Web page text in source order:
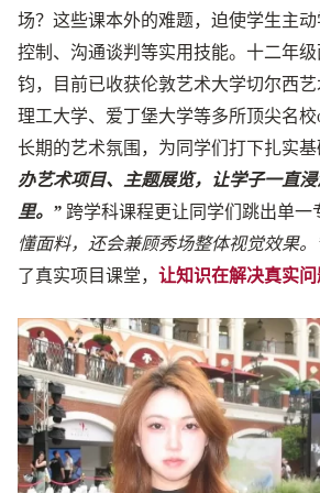
场？这些课本外的难题，迫使学生主
控制、沟通谈判等实用技能。十二年
钧，目前已收获伦敦艺术大学切尔西
理工大学、爱丁堡大学等多所顶尖名
长期的艺术氛围，为同学们打下扎实基
办艺术项目、主题展览，让学子一直
里。” 跨学科课程更让同学们跳出单一
懂面料，还会兼顾秀场整体视觉效果。
了真实项目课堂， 让知识在解决真实